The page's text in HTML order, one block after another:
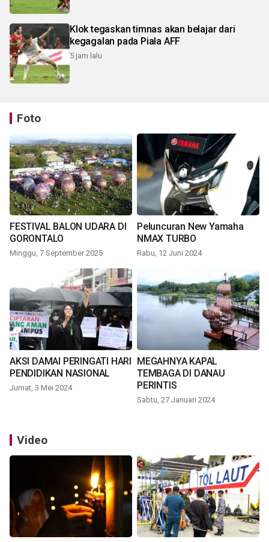
Klok tegaskan timnas akan belajar dari
kegagalan pada Piala AFF
5 jam lalu
Foto
FESTIVAL BALON UDARA DI
GORONTALO
Minggu, 7 September 2025
Peluncuran New Yamaha
NMAX TURBO
Rabu, 12 Juni 2024
AKSI DAMAI PERINGATI HARI
PENDIDIKAN NASIONAL
Jumat, 3 Mei 2024
MEGAHNYA KAPAL
TEMBAGA DI DANAU
PERINTIS
Sabtu, 27 Januari 2024
Video